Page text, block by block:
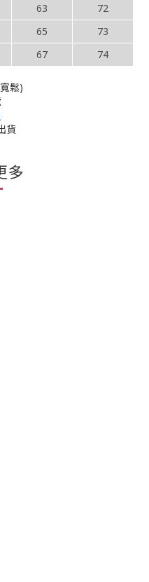
63
72
65
73
67 74
鬆)
貨
多